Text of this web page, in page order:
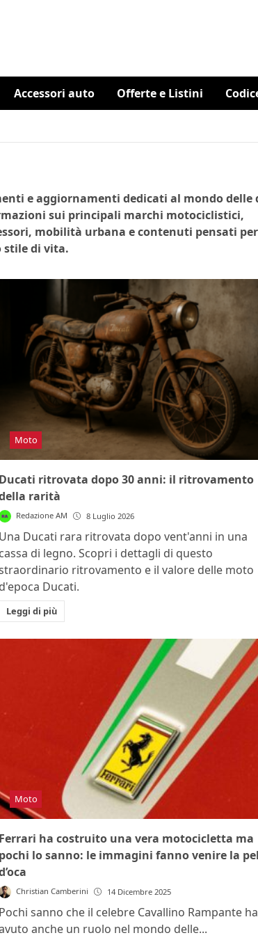
Accessori auto Offerte e Listini
e aggiornamenti dedicati al mondo delle
sui principali marchi motociclistici,
mobilità urbana e contenuti pensati
stile di vita.
Moto
Ducati ritrovata dopo 30 anni: il ritrovamento
rarità
Redazione AM 8 Luglio 2026
Una Ducati rara ritrovata dopo vent'anni in una
cassa di legno. Scopri i dettagli di questo
ritrovamento e il valore delle moto
d'epoca Ducati.
Leggi di più
Moto
Ferrari ha costruito una vera motocicletta ma
pochi lo sanno: le immagini fanno venire la
Christian Camberini 14 Dicembre 2025
Pochi sanno che il celebre Cavallino Rampante ha
anche un ruolo nel mondo delle...